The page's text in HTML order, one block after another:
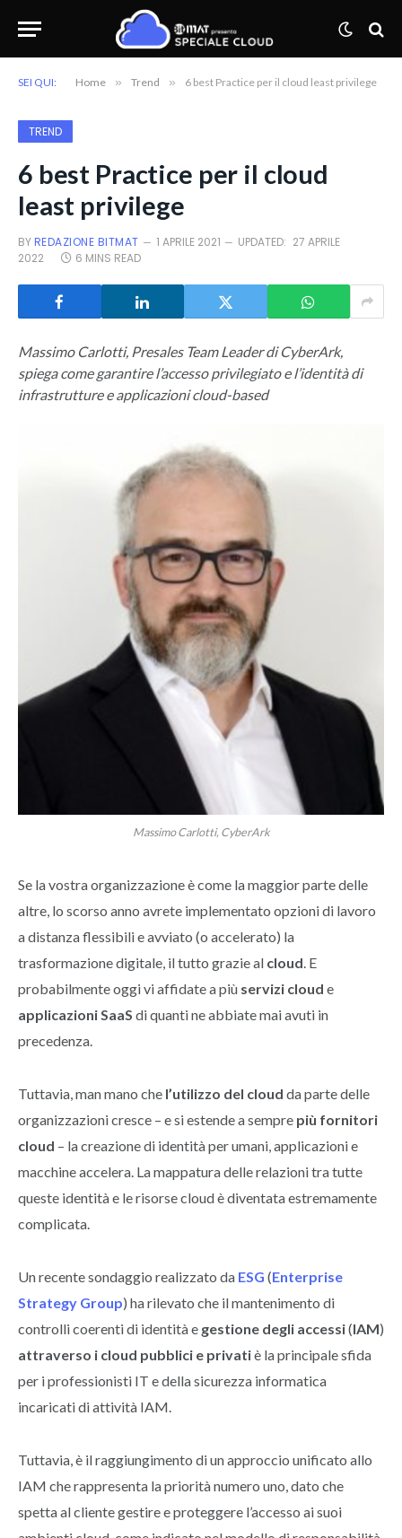
SEI QUI: Home » Trend » 6 best Practice per il cloud least privilege
TREND
6 best Practice per il cloud
least privilege
BYREDAZIONE BITMAT 1 APRILE 2021 UPDATED: 27 APRILE
2022
6 MINS READ
Massimo Carlotti, Presales Team Leader di CyberArk,
spiega come garantire l’accesso privilegiato e l’identità di
infrastrutture e applicazioni cloud-based
Massimo Carlotti, CyberArk
Se la vostra organizzazione è come la maggior parte delle
altre, lo scorso anno avrete implementato opzioni di lavoro
a distanza flessibili e avviato (o accelerato) la
trasformazione digitale, il tutto grazie al cloud. E
probabilmente oggi vi affidate a più servizi cloud e
applicazioni SaaS di quanti ne abbiate mai avuti in
precedenza.
Tuttavia, man mano che l’utilizzo del cloud da parte delle
organizzazioni cresce – e si estende a sempre più fornitori
cloud – la creazione di identità per umani, applicazioni e
macchine accelera. La mappatura delle relazioni tra tutte
queste identità e le risorse cloud è diventata estremamente
complicata.
Un recente sondaggio realizzato da ESG (Enterprise
Strategy Group) ha rilevato che il mantenimento di
controlli coerenti di identità e gestione degli accessi(IAM)
attraverso i cloud pubblici e privatiè la principale sfida
per i professionisti IT e della sicurezza informatica
incaricati di attività IAM.
Tuttavia, è il raggiungimento di un approccio unificato allo
IAM che rappresenta la priorità numero uno, dato che
spetta al cliente gestire e proteggere l’accesso ai suoi